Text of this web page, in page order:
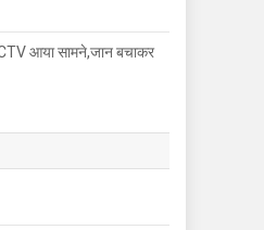
आया सामने,जान बचाकर